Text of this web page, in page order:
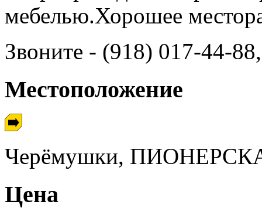
мебелью.Хорошее
Звоните - (918) 017-44-
Местоположение
Черёмушки,
Цена